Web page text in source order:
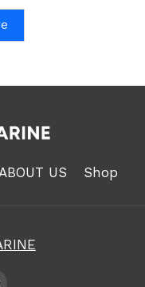
ABOUT US Shop